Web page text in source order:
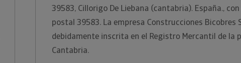
39583, Cillorigo De Liebana (cantabria). España.,
postal 39583. La empresa Construcciones Bicobres
debidamente inscrita en el Registro Mercantil de la
Cantabria.